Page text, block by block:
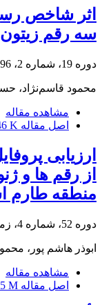
اثر شاخص
سه رقم زیتون
دوره 19، شماره 2، 1396، صفحه
محمود قاسم‌نژاد،
مشاهده مقاله
اصل مقاله K
ارزیابی
از رقم ها و
منطقه ‏طارم
دوره 52، شماره 4، زمستان 1400، صفحه
ابوذر هاشم پور،
مشاهده مقاله
اصل مقاله M